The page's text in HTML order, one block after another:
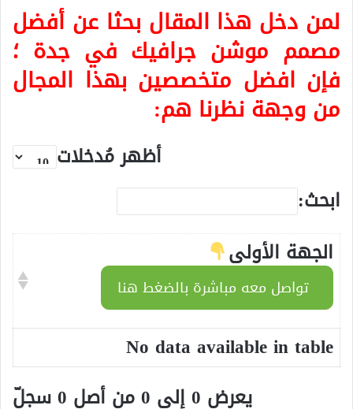
لمن دخل هذا المقال بحثا عن أفضل
مصمم موشن جرافيك في جدة ؛
فإن افضل متخصصين بهذا المجال
من وجهة نظرنا هم:
أظهر مُدخلات
ابحث:
الجهة الأولى
تواصل معه مباشرة بالضغط هنا
No data available in table
يعرض 0 إلى 0 من أصل 0 سجلّ